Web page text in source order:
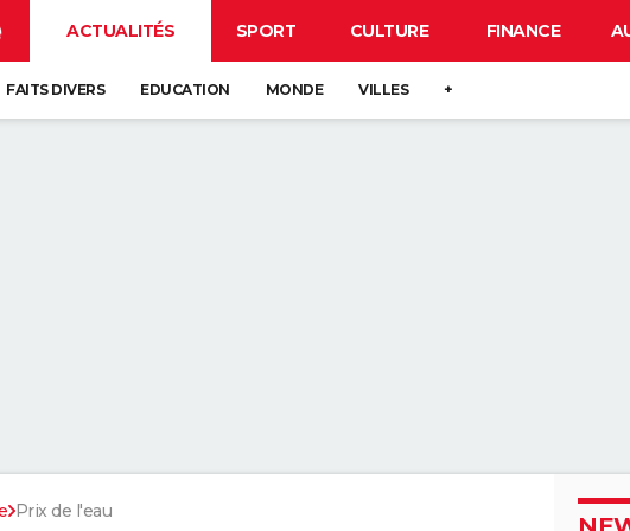
ACTUALITÉS SPORT CULTURE FINANCE
FAITS DIVERS EDUCATION MONDE VILLES +
Prix de l'eau